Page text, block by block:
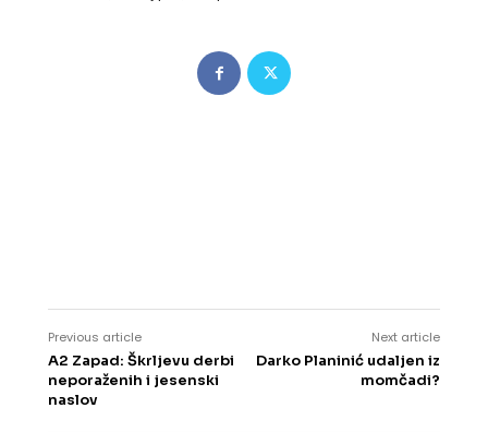
Previous article
A2 Zapad: Škrljevu derbi
neporaženih i jesenski
naslov
Next article
Darko Planinić udaljen iz
momčadi?